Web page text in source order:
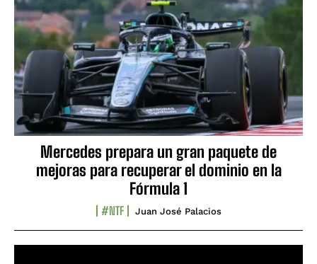
Mercedes prepara un gran paquete de
mejoras para recuperar el dominio en la
Fórmula 1
#NTF Juan José Palacios